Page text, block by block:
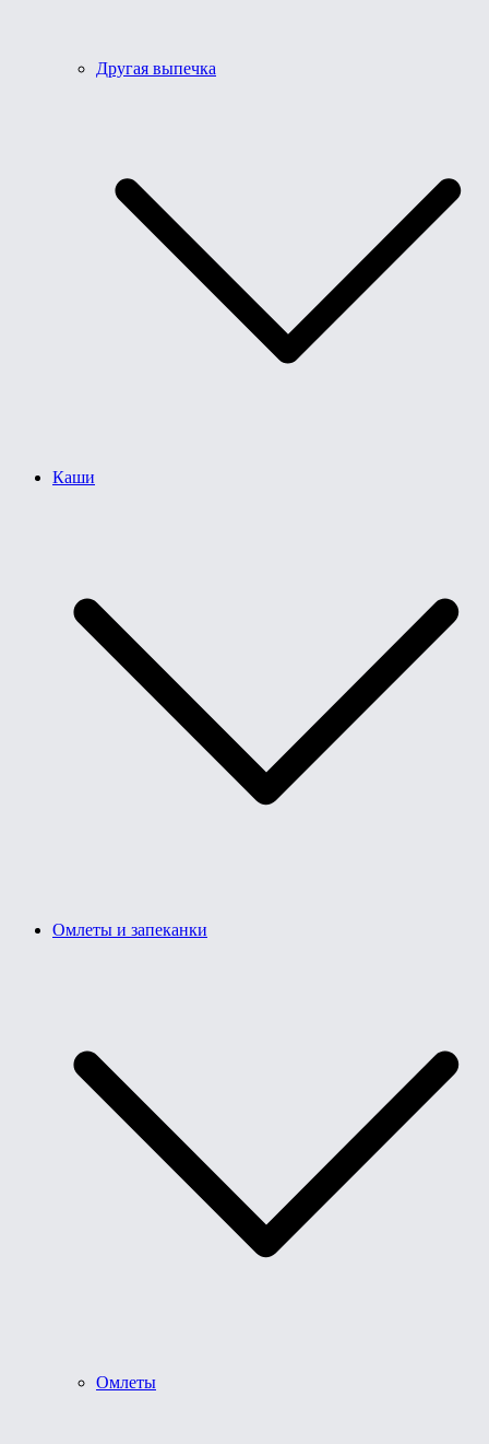
Другая выпечка
Каши
Омлеты и запеканки
Омлеты